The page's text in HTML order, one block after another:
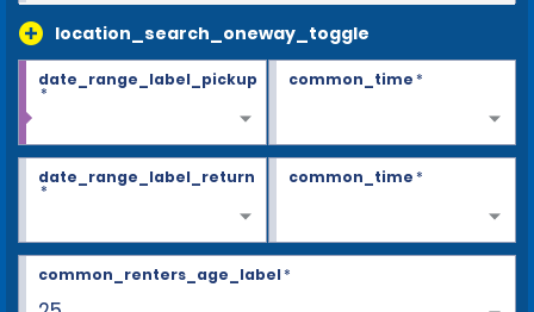
location_search_oneway_toggle
date_range_label_pickup
*
common_time*
date_range_label_return
*
common_time*
common_renters_age_label*